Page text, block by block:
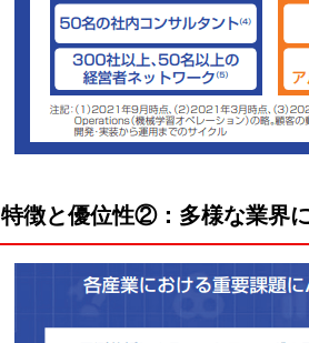
特徴と優位性②：多様な業界